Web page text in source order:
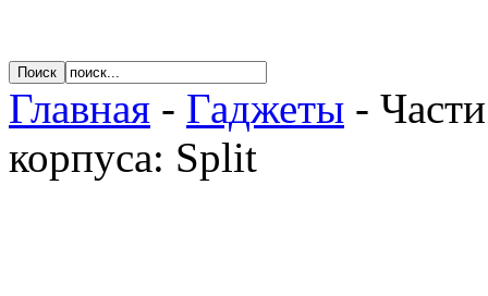
Главная - Гаджеты -
корпуса: Split